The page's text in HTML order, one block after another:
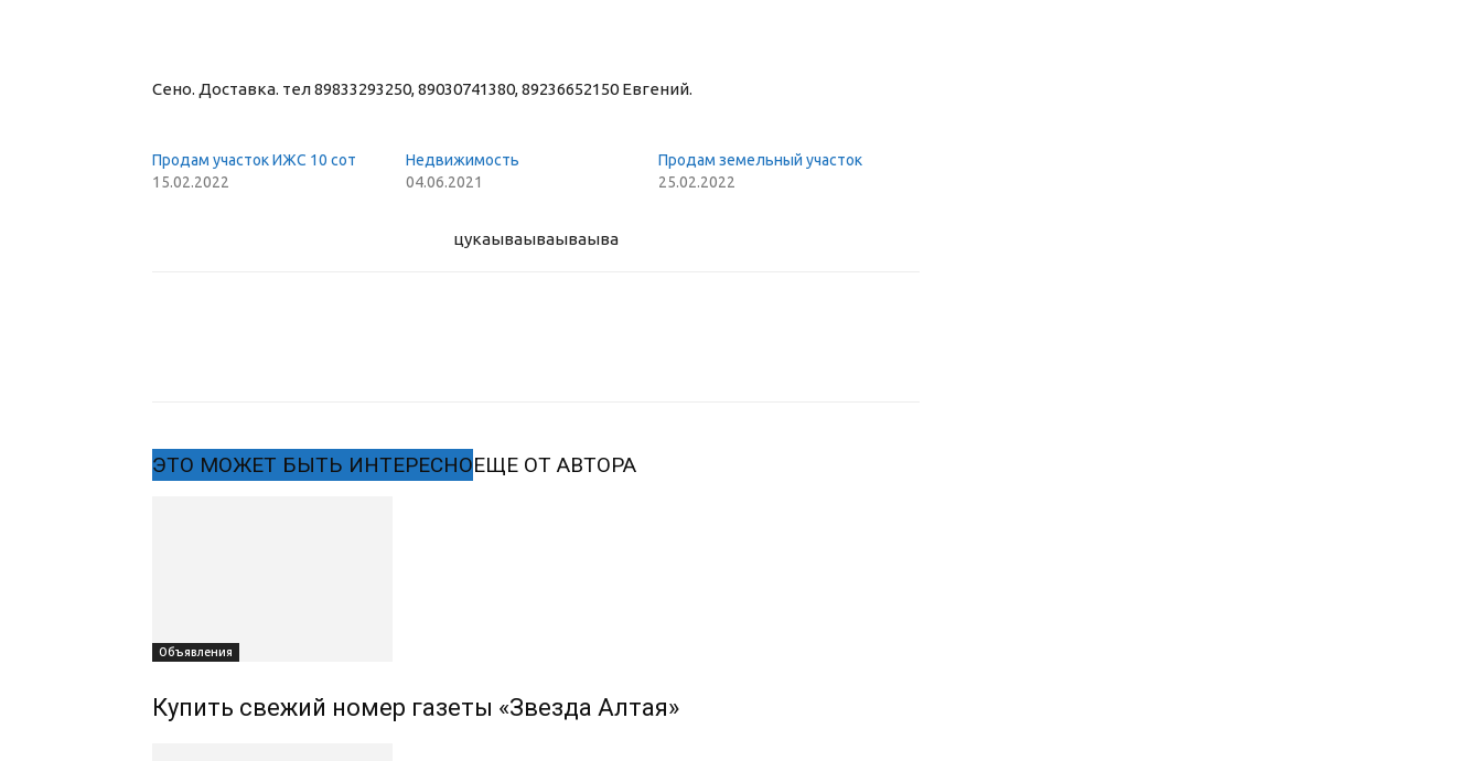
Сено. Доставка. тел89833293250,89030741380,89236652150 Евгений.
Продам участок ИЖС 10 сот
15.02.2022
Недвижимость
04.06.2021
Продам земельный участок
25.02.2022
цукаываываываыва
ЭТО МОЖЕТ БЫТЬ ИНТЕРЕСНОЕЩЕ ОТ АВТОРА
Объявления
Купить свежий номер газеты «Звезда Алтая»